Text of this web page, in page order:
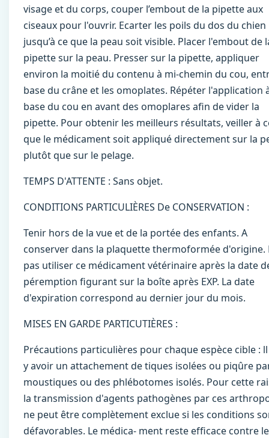
visage et du corps, couper l’embout de la pipette aux
ciseaux pour l'ouvrir. Ecarter les poils du dos du chien
jusqu’à ce que la peau soit visible. Placer l'embout de
pipette sur la peau. Presser sur la pipette, appliquer
environ la moitié du contenu à mi-chemin du cou,
base du crâne et les omoplates. Répéter l'application
base du cou en avant des omoplares afin de vider la
pipette. Pour obtenir les meilleurs résultats, veiller à
que le médicament soit appliqué directement sur la
plutôt que sur le pelage.
TEMPS D'ATTENTE : Sans objet.
CONDITIONS PARTICULIÈRES De CONSERVATION :
Tenir hors de la vue et de la portée des enfants. A
conserver dans la plaquette thermoformée d'origine.
pas utiliser ce médicament vétérinaire après la date
péremption ﬁgurant sur la boîte après EXP. La date
d'expiration correspond au dernier jour du mois.
MISES EN GARDE PARTICUTIÈRES :
Précautions particulières pour chaque espèce cible :
y avoir un attachement de tiques isolées ou piqûre
moustiques ou des phlébotomes isolés. Pour cette
la transmission d'agents pathogènes par ces
ne peut être complètement exclue si les conditions
défavorables. Le médica- ment reste efﬁcace contre